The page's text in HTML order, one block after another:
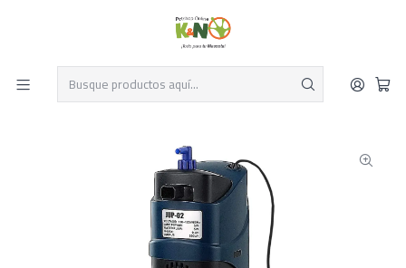
Despacho el mismo día y envío gratis por compras sobre $19.990
Leer más
Equipamiento para acuarios
Filtración para acuarios Filtro UV interno sunsun 500 l/h luz uv 5w